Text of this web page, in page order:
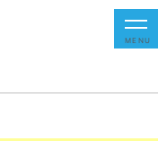
MENU